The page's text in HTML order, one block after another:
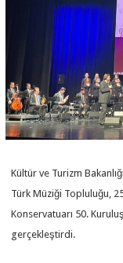
Kültür ve Turizm
Türk Müziği Topluluğu,
Konservatuarı 50.
gerçekleştirdi.